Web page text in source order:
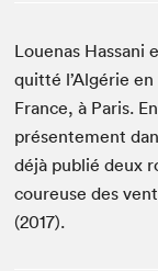
Louenas Hassani
quitté l’Algérie
France, à Paris.
présentement
déjà publié deux
coureuse des
(2017).